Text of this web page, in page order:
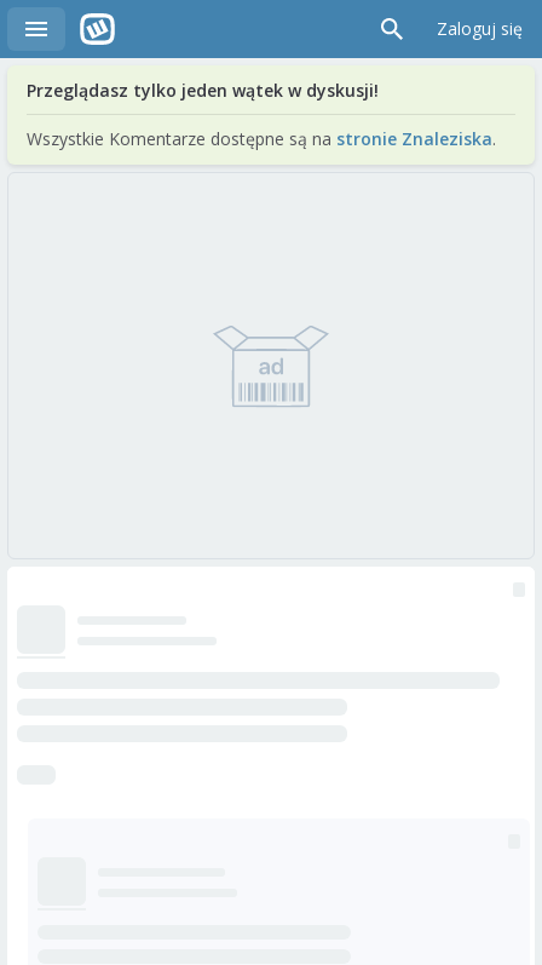
Zaloguj się
Przeglądasz tylko jeden wątek w dyskusji!
Wszystkie Komentarze dostępne są na stronie Znaleziska.